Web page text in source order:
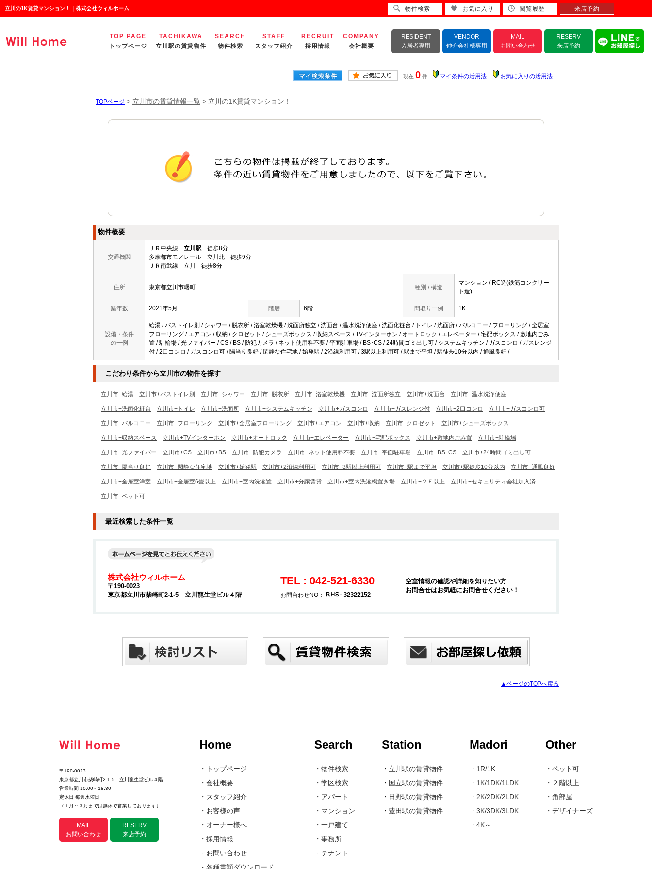
立川の1K賃貸マンション！｜株式会社ウィルホーム
TOP PAGE
トップページ
TACHIKAWA
立川駅の賃貸物件
SEARCH
物件検索
STAFF
スタッフ紹介
RECRUIT
採用情報
COMPANY
会社概要
RESIDENT
入居者専用
VENDOR
仲介会社様専用
MAIL
お問い合わせ
RESERV
来店予約
現在 0 件 マイ条件の活用法 お気に入りの活用法
TOPページ > 立川市の賃貸情報一覧 > 立川の1K賃貸マンション！
物件概要
交通機関
ＪＲ中央線 立川駅 徒歩8分
多摩都市モノレール 立川北 徒歩9分
ＪＲ南武線 立川 徒歩8分
住所 東京都立川市曙町 種別 / 構造
マンション / RC造(鉄筋コンクリー
ト造)
築年数 2021年5月 階層 6階 間取り一例 1K
設備・条件
の一例
給湯 / バストイレ別 / シャワー / 脱衣所 / 浴室乾燥機 / 洗面所独立 / 洗面台 / 温水洗浄便座 / 洗面化粧台 / トイレ / 洗面所 / バルコニー / フローリング / 全居室
フローリング / エアコン / 収納 / クロゼット / シューズボックス / 収納スペース / TVインターホン / オートロック / エレベーター / 宅配ボックス / 敷地内ごみ
置 / 駐輪場 / 光ファイバー / CS / BS / 防犯カメラ / ネット使用料不要 / 平面駐車場 / BS･CS / 24時間ゴミ出し可 / システムキッチン / ガスコンロ / ガスレンジ
付 / 2口コンロ / ガスコンロ可 / 陽当り良好 / 閑静な住宅地 / 始発駅 / 2沿線利用可 / 3駅以上利用可 / 駅まで平坦 / 駅徒歩10分以内 / 通風良好 /
こだわり条件から立川市の物件を探す
立川市+給湯 立川市+バストイレ別 立川市+シャワー 立川市+脱衣所 立川市+浴室乾燥機 立川市+洗面所独立 立川市+洗面台 立川市+温水洗浄便座
立川市+洗面化粧台 立川市+トイレ 立川市+洗面所 立川市+システムキッチン 立川市+ガスコンロ 立川市+ガスレンジ付 立川市+2口コンロ 立川市+ガスコンロ可
立川市+バルコニー 立川市+フローリング 立川市+全居室フローリング 立川市+エアコン 立川市+収納 立川市+クロゼット 立川市+シューズボックス
立川市+収納スペース 立川市+TVインターホン 立川市+オートロック 立川市+エレベーター 立川市+宅配ボックス 立川市+敷地内ごみ置 立川市+駐輪場
立川市+光ファイバー 立川市+CS 立川市+BS 立川市+防犯カメラ 立川市+ネット使用料不要 立川市+平面駐車場 立川市+BS･CS 立川市+24時間ゴミ出し可
立川市+陽当り良好 立川市+閑静な住宅地 立川市+始発駅 立川市+2沿線利用可 立川市+3駅以上利用可 立川市+駅まで平坦 立川市+駅徒歩10分以内 立川市+通風良好
立川市+全居室洋室 立川市+全居室6畳以上 立川市+室内洗濯置 立川市+分譲賃貸 立川市+室内洗濯機置き場 立川市+２Ｆ以上 立川市+セキュリティ会社加入済
立川市+ペット可
最近検索した条件一覧
株式会社ウィルホーム
〒190-0023
東京都立川市柴崎町2-1-5 立川龍生堂ビル４階
TEL : 042-521-6330
お問合わせNO： 32322152
空室情報の確認や詳細を知りたい方
お問合せはお気軽にお問合せください！
▲ページのTOPへ戻る
〒190-0023
東京都立川市柴崎町2-1-5 立川龍生堂ビル４階
営業時間 10:00～18:30
定休日 毎週水曜日
（１月～３月までは無休で営業しております）
MAIL
お問い合わせ
RESERV
来店予約
Home
・
トップページ
・ 会社概要
・ スタッフ紹介
・ お客様の声
・ オーナー様へ
・ 採用情報
・ お問い合わせ
・ 各種書類ダウンロード
Search
・ 物件検索
・ 学区検索
・ アパート
・ マンション
・ 一戸建て
・ 事務所
・ テナント
Station
・ 立川駅の賃貸物件
・ 国立駅の賃貸物件
・ 日野駅の賃貸物件
・ 豊田駅の賃貸物件
Madori
・ 1R/1K
・ 1K/1DK/1LDK
・ 2K/2DK/2LDK
・ 3K/3DK/3LDK
・ 4K～
Other
・ ペット可
・ ２階以上
・ 角部屋
・ デザイナーズ
物件検索 お気に入り 閲覧履歴 来店予約